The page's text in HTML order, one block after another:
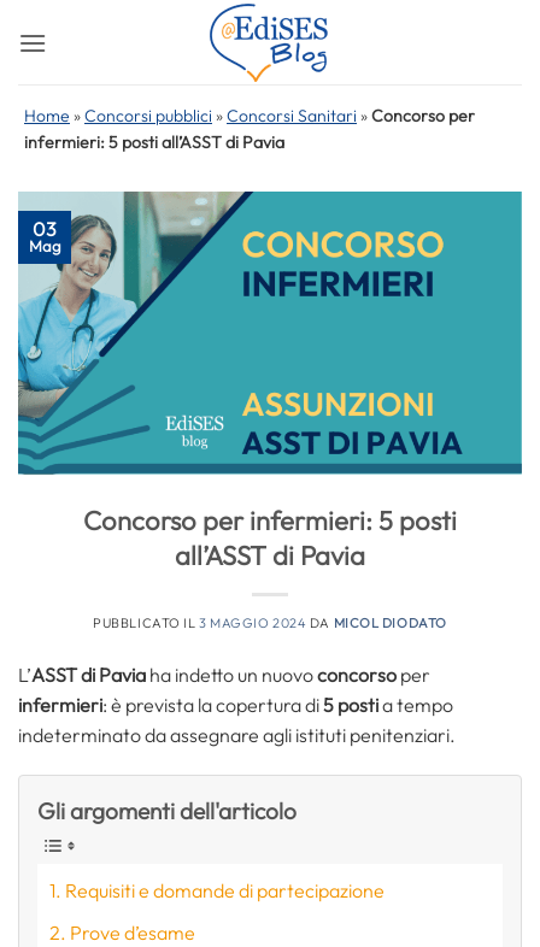
Home »Concorsi pubblici »Concorsi Sanitari »Concorso per
infermieri: 5 posti all’ASST di Pavia
03
Mag
Concorso per infermieri: 5 posti
all’ASST di Pavia
PUBBLICATO IL3 MAGGIO 2024 DA MICOL DIODATO
L’ASST di Pavia ha indetto un nuovoconcorso per
infermieri: è prevista la copertura di5 postia tempo
indeterminato da assegnare agli istituti penitenziari.
Gli argomenti dell'articolo
Requisiti e domande di partecipazione
Prove d’esame